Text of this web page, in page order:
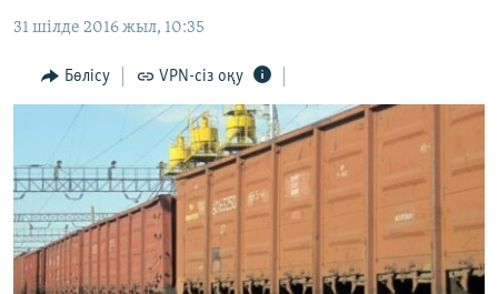
main
to
АДАМ ҚҰҚЫҚТАРЫ
ӘЛЕУМЕТ
АРНАЙЫ ЖОБАЛАР
Русский
ЖАЗЫЛЫҢЫЗ
31 шілде 2016 жыл, 10:35
Бөлісу VPN-сіз оқу